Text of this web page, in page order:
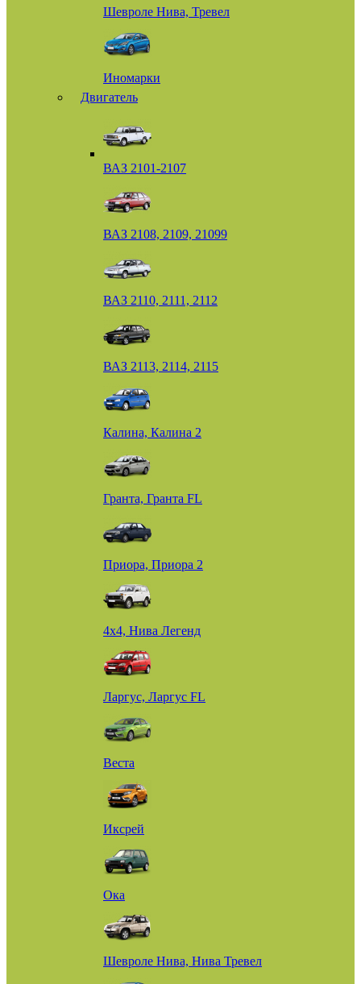
Шевроле Нива, Тревел
Иномарки
Двигатель
ВАЗ 2101-2107
ВАЗ 2108, 2109, 21099
ВАЗ 2110, 2111, 2112
ВАЗ 2113, 2114, 2115
Калина, Калина 2
Гранта, Гранта FL
Приора, Приора 2
4х4, Нива Легенд
Ларгус, Ларгус FL
Веста
Иксрей
Ока
Шевроле Нива, Нива Тревел